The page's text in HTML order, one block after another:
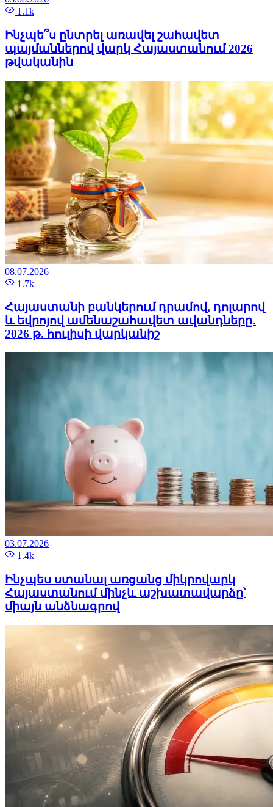
1.1k
Ինչպե՞ս ընտրել առավել շահավետ
պայմաններով վարկ Հայաստանում 2026
թվականին
08.07.2026
1.7k
Հայաստանի բանկերում դրամով, դոլարով
և եվրոյով ամենաշահավետ ավանդները․
2026 թ. հուլիսի վարկանիշ
03.07.2026
1.4k
Ինչպես ստանալ առցանց միկրովարկ
Հայաստանում մինչև աշխատավարձը՝
միայն անձնագրով